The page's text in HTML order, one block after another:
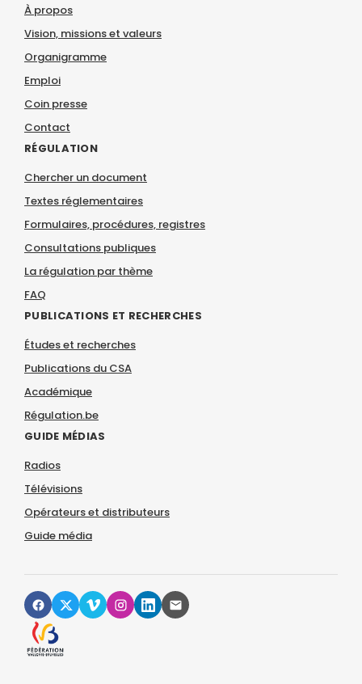
À propos
Vision, missions et valeurs
Organigramme
Emploi
Coin presse
Contact
RÉGULATION
Chercher un document
Textes réglementaires
Formulaires, procédures, registres
Consultations publiques
La régulation par thème
FAQ
PUBLICATIONS ET RECHERCHES
Études et recherches
Publications du CSA
Académique
Régulation.be
GUIDE MÉDIAS
Radios
Télévisions
Opérateurs et distributeurs
Guide média